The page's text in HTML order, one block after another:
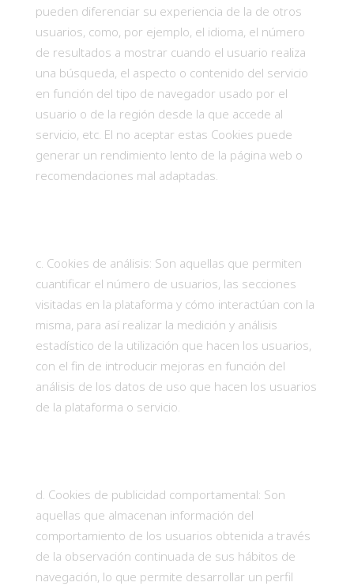
pueden diferenciar su experiencia de la de otros
usuarios, como, por ejemplo, el idioma, el número
de resultados a mostrar cuando el usuario realiza
una búsqueda, el aspecto o contenido del servicio
en función del tipo de navegador usado por el
usuario o de la región desde la que accede al
servicio, etc. El no aceptar estas Cookies puede
generar un rendimiento lento de la página web o
recomendaciones mal adaptadas.
Cookies de análisis: Son aquellas que permiten
cuantificar el número de usuarios, las secciones
visitadas en la plataforma y cómo interactúan con la
misma, para así realizar la medición y análisis
estadístico de la utilización que hacen los usuarios,
con el fin de introducir mejoras en función del
análisis de los datos de uso que hacen los usuarios
de la plataforma o servicio.
Cookies de publicidad comportamental: Son
aquellas que almacenan información del
comportamiento de los usuarios obtenida a través
de la observación continuada de sus hábitos de
navegación, lo que permite desarrollar un perfil